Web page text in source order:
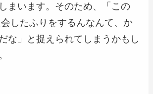
まいます。そのため、「この
したふりをするんなんて、か
な」と捉えられてしまうかもし